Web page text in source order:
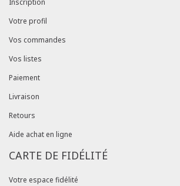
Inscription
Votre profil
Vos commandes
Vos listes
Paiement
Livraison
Retours
Aide achat en ligne
CARTE DE FIDÉLITÉ
Votre espace fidélité